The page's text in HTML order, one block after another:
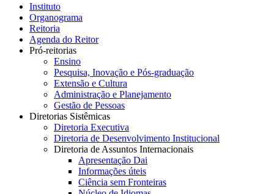
Instituto
Organograma
Reitoria
Agenda do Reitor
Pró-reitorias
Ensino
Pesquisa, Inovação e Pós-graduação
Extensão e Cultura
Administração e Planejamento
Gestão de Pessoas
Diretorias Sistêmicas
Diretoria Executiva
Diretoria de Desenvolvimento Institucional
Diretoria de Assuntos Internacionais
Apresentação Dai
Informações úteis
Ciência sem Fronteiras